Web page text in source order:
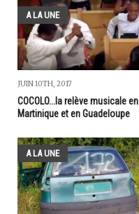
A LA UNE
JUIN 10TH, 2017
COCOLO...la relève musicale en
Martinique et en Guadeloupe
A LA UNE